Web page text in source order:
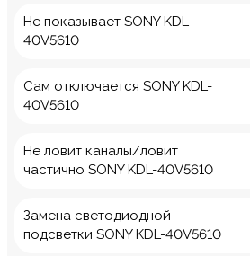
Не показывает SONY KDL-
40V5610
Сам отключается SONY KDL-
40V5610
Не ловит каналы/ловит
частично SONY KDL-40V5610
Замена светодиодной
подсветки SONY KDL-40V5610